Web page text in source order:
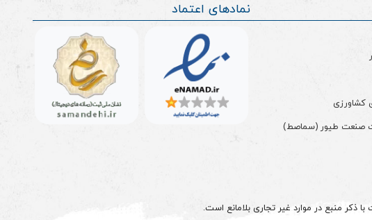
کشاورزی
صنعت طیور (سماصط)
نمادهای اعتماد
ذکر منبع در موارد غیر تجاری بلامانع است.